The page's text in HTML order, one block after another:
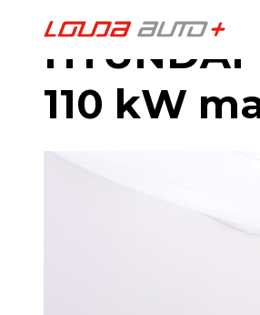
HYUNDAI
110 kW